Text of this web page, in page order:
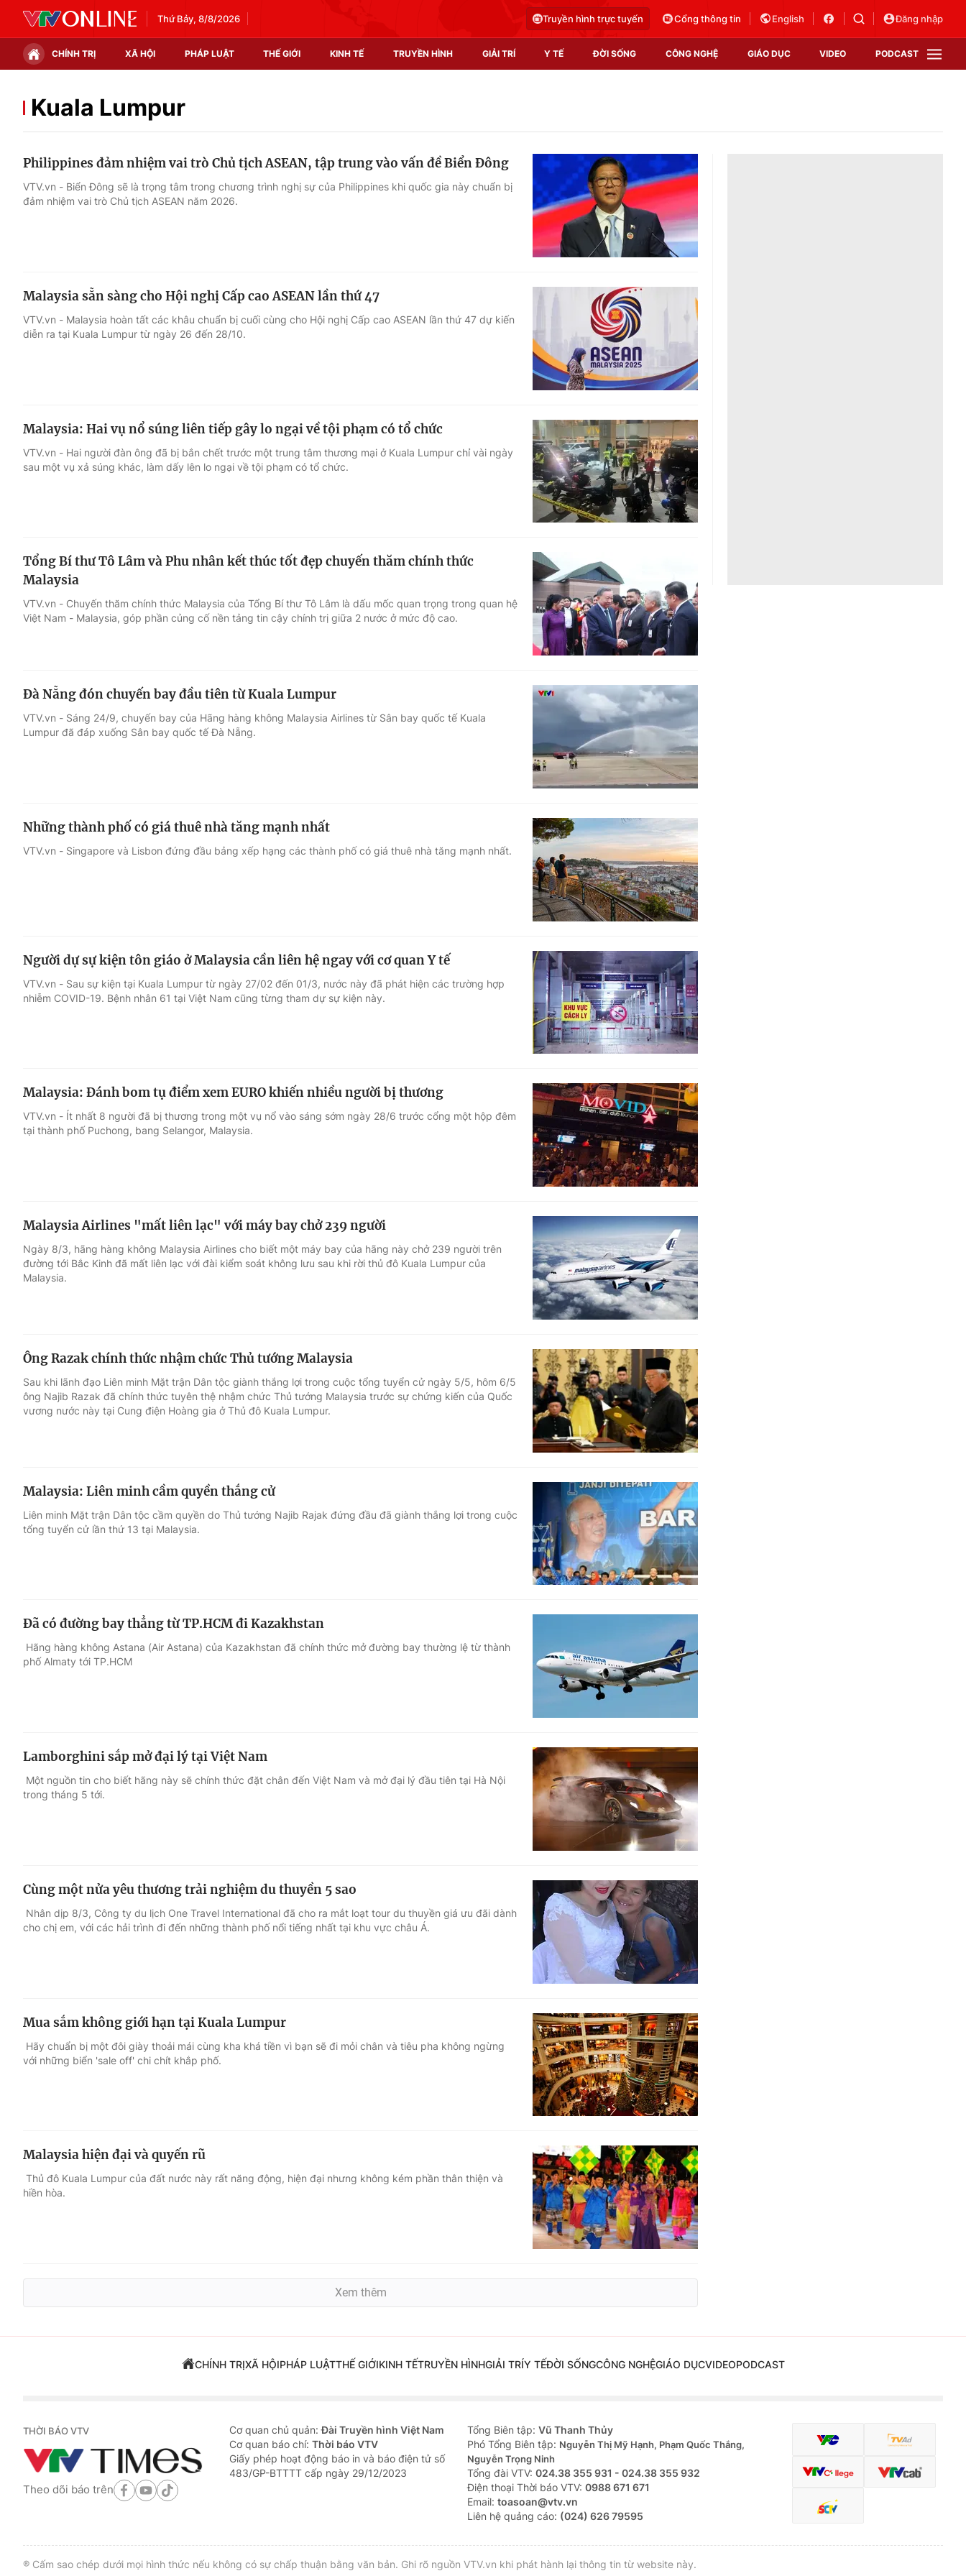
Thứ Bảy, 8/8/2026 Truyền hình trực tuyến Cổng thông tin English Đăng nhập
CHÍNH TRỊ XÃ HỘI PHÁP LUẬT THẾ GIỚI KINH TẾ TRUYỀN HÌNH GIẢI TRÍ Y TẾ ĐỜI SỐNG CÔNG NGHỆ GIÁO DỤC VIDEO PODCAST
Chính trị
Thế giới đó đây
Thị trường
Video
Shorts video
Podcast
EMagazine
Photo
Infographic
Góc ảnh
Điện ảnh
Âm nhạc
Sao
Du lịch
Làm đẹp
Chất lượng cuộc sống
Tuyển sinh
Học trực tuyến
Công nghệ
Hitech Công nghệ tương lai
Sản phẩm
Thị trường
Tư vấn
VTV Sức khoẻ
Kuala Lumpur
Philippines đảm nhiệm vai trò Chủ tịch ASEAN, tập trung vào vấn đề Biển Đông
VTV.vn - Biển Đông sẽ là trọng tâm trong chương trình nghị sự của Philippines khi quốc gia này chuẩn bị
đảm nhiệm vai trò Chủ tịch ASEAN năm 2026.
Malaysia sẵn sàng cho Hội nghị Cấp cao ASEAN lần thứ 47
VTV.vn - Malaysia hoàn tất các khâu chuẩn bị cuối cùng cho Hội nghị Cấp cao ASEAN lần thứ 47 dự kiến
diễn ra tại Kuala Lumpur từ ngày 26 đến 28/10.
Malaysia: Hai vụ nổ súng liên tiếp gây lo ngại về tội phạm có tổ chức
VTV.vn - Hai người đàn ông đã bị bắn chết trước một trung tâm thương mại ở Kuala Lumpur chỉ vài ngày
sau một vụ xả súng khác, làm dấy lên lo ngại về tội phạm có tổ chức.
Tổng Bí thư Tô Lâm và Phu nhân kết thúc tốt đẹp chuyến thăm chính thức
Malaysia
VTV.vn - Chuyến thăm chính thức Malaysia của Tổng Bí thư Tô Lâm là dấu mốc quan trọng trong quan hệ
Việt Nam - Malaysia, góp phần củng cố nền tảng tin cậy chính trị giữa 2 nước ở mức độ cao.
Đà Nẵng đón chuyến bay đầu tiên từ Kuala Lumpur
VTV.vn - Sáng 24/9, chuyến bay của Hãng hàng không Malaysia Airlines từ Sân bay quốc tế Kuala
Lumpur đã đáp xuống Sân bay quốc tế Đà Nẵng.
Những thành phố có giá thuê nhà tăng mạnh nhất
VTV.vn - Singapore và Lisbon đứng đầu bảng xếp hạng các thành phố có giá thuê nhà tăng mạnh nhất.
Người dự sự kiện tôn giáo ở Malaysia cần liên hệ ngay với cơ quan Y tế
VTV.vn - Sau sự kiện tại Kuala Lumpur từ ngày 27/02 đến 01/3, nước này đã phát hiện các trường hợp
nhiễm COVID-19. Bệnh nhân 61 tại Việt Nam cũng từng tham dự sự kiện này.
Malaysia: Đánh bom tụ điểm xem EURO khiến nhiều người bị thương
VTV.vn - Ít nhất 8 người đã bị thương trong một vụ nổ vào sáng sớm ngày 28/6 trước cổng một hộp đêm
tại thành phố Puchong, bang Selangor, Malaysia.
Malaysia Airlines "mất liên lạc" với máy bay chở 239 người
Ngày 8/3, hãng hàng không Malaysia Airlines cho biết một máy bay của hãng này chở 239 người trên
đường tới Bắc Kinh đã mất liên lạc với đài kiểm soát không lưu sau khi rời thủ đô Kuala Lumpur của
Malaysia.
Ông Razak chính thức nhậm chức Thủ tướng Malaysia
Sau khi lãnh đạo Liên minh Mặt trận Dân tộc giành thắng lợi trong cuộc tổng tuyển cử ngày 5/5, hôm 6/5
ông Najib Razak đã chính thức tuyên thệ nhậm chức Thủ tướng Malaysia trước sự chứng kiến của Quốc
vương nước này tại Cung điện Hoàng gia ở Thủ đô Kuala Lumpur.
Malaysia: Liên minh cầm quyền thắng cử
Liên minh Mặt trận Dân tộc cầm quyền do Thủ tướng Najib Rajak đứng đầu đã giành thắng lợi trong cuộc
tổng tuyển cử lần thứ 13 tại Malaysia.
Đã có đường bay thẳng từ TP.HCM đi Kazakhstan
Hãng hàng không Astana (Air Astana) của Kazakhstan đã chính thức mở đường bay thường lệ từ thành
phố Almaty tới TP.HCM
Lamborghini sắp mở đại lý tại Việt Nam
Một nguồn tin cho biết hãng này sẽ chính thức đặt chân đến Việt Nam và mở đại lý đầu tiên tại Hà Nội
trong tháng 5 tới.
Cùng một nửa yêu thương trải nghiệm du thuyền 5 sao
Nhân dịp 8/3, Công ty du lịch One Travel International đã cho ra mắt loạt tour du thuyền giá ưu đãi dành
cho chị em, với các hải trình đi đến những thành phố nổi tiếng nhất tại khu vực châu Á.
Mua sắm không giới hạn tại Kuala Lumpur
Hãy chuẩn bị một đôi giày thoải mái cùng kha khá tiền vì bạn sẽ đi mỏi chân và tiêu pha không ngừng
với những biển 'sale off' chi chít khắp phố.
Malaysia hiện đại và quyến rũ
Thủ đô Kuala Lumpur của đất nước này rất năng động, hiện đại nhưng không kém phần thân thiện và
hiền hòa.
Xem thêm
CHÍNH TRỊXÃ HỘIPHÁP LUẬTTHẾ GIỚIKINH TẾTRUYỀN HÌNHGIẢI TRÍY TẾĐỜI SỐNGCÔNG NGHỆGIÁO DỤCVIDEOPODCAST
THỜI BÁO VTV
Theo dõi báo trên
Cơ quan chủ quản:Đài Truyền hình Việt Nam
Cơ quan báo chí: Thời báo VTV
Giấy phép hoạt động báo in và báo điện tử số
483/GP-BTTTT cấp ngày 29/12/2023
Tổng Biên tập: Vũ Thanh Thủy
Phó Tổng Biên tập: Nguyễn Thị Mỹ Hạnh, Phạm Quốc Thắng,
Nguyễn Trọng Ninh
Tổng đài VTV: 024.38 355 931 - 024.38 355 932
Ðiện thoại Thời báo VTV: 0988 671 671
Email: toasoan@vtv.vn
Liên hệ quảng cáo: (024) 626 79595
® Cấm sao chép dưới mọi hình thức nếu không có sự chấp thuận bằng văn bản. Ghi rõ nguồn VTV.vn khi phát hành lại thông tin từ website này.